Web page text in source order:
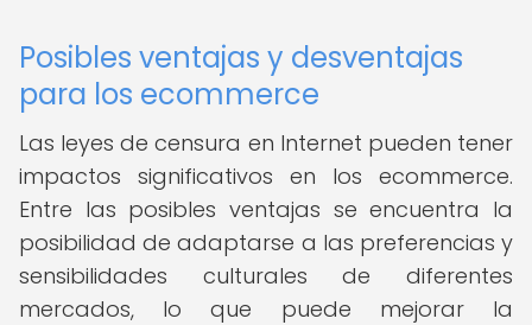
Posibles ventajas y desventajas
para los ecommerce
Las leyes de censura en Internet pueden tener
impactos significativos en los ecommerce.
Entre las posibles ventajas se encuentra la
posibilidad de adaptarse a las preferencias y
sensibilidades culturales de diferentes
mercados, lo que puede mejorar la